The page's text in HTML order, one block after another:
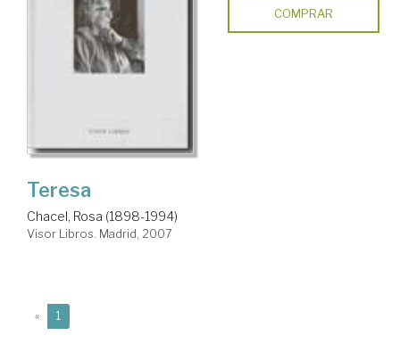
COMPRAR
Teresa
Chacel, Rosa (1898-1994)
Visor Libros. Madrid, 2007
« 1